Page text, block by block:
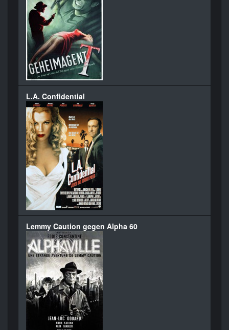
L.A. Confidential
Lemmy Caution gegen Alpha 60